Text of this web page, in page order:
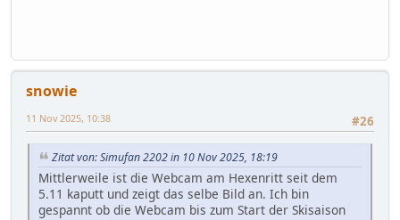
snowie
#26
11 Nov 2025, 10:38
Zitat von: Simufan 2202 in 10 Nov 2025, 18:19
Mittlerweile ist die Webcam am Hexenritt seit dem
5.11 kaputt und zeigt das selbe Bild an. Ich bin
gespannt ob die Webcam bis zum Start der Skisaison